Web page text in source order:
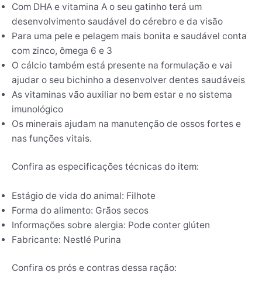
Com DHA e vitamina A o seu gatinho terá um
desenvolvimento saudável do cérebro e da visão
Para uma pele e pelagem mais bonita e saudável conta
com zinco, ômega 6 e 3
O cálcio também está presente na formulação e vai
ajudar o seu bichinho a desenvolver dentes saudáveis
As vitaminas vão auxiliar no bem estar e no sistema
imunológico
Os minerais ajudam na manutenção de ossos fortes e
nas funções vitais.
Confira as especificações técnicas do item:
Estágio de vida do animal: Filhote
Forma do alimento: Grãos secos
Informações sobre alergia: Pode conter glúten
Fabricante: Nestlé Purina
Confira os prós e contras dessa ração: